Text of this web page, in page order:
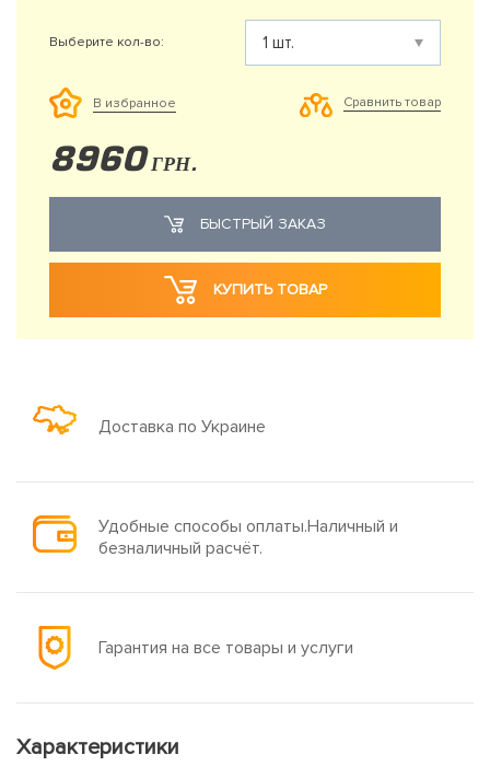
Выберите кол-во:
В избранное Сравнить товар
8960 ГРН.
БЫСТРЫЙ ЗАКАЗ
КУПИТЬ ТОВАР
Доставка по Украине
Удобные способы оплаты.Наличный и
безналичный расчёт.
Гарантия на все товары и услуги
Характеристики